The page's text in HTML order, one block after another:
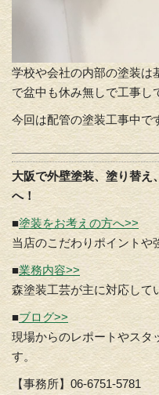
学校や会社の内部の塗装は
で盆中も休み無しで工事し
今回は配管の塗装工事中で
大阪で外壁塗装、塗り替え
へ！
■塗装をお考えの方へ>>
当店のこだわりポイントや
■業務内容>>
森塗装工芸が主に対応して
■ブログ>>
現場からのレポートやスタ
す。
【事務所】06-6751-5781